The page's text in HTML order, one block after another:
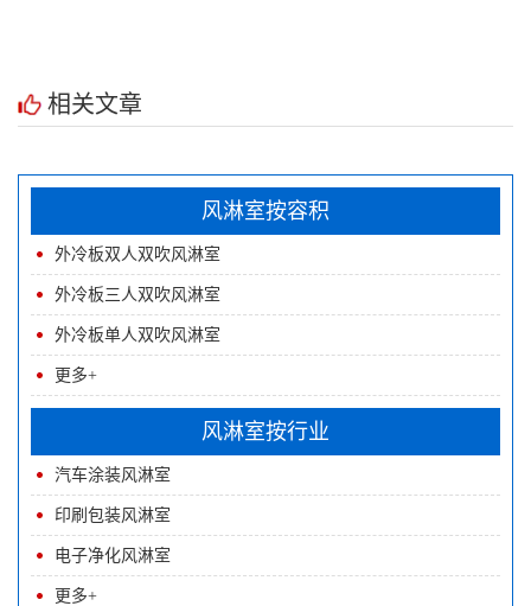
相关文章
风淋室按容积
外冷板双人双吹风淋室
外冷板三人双吹风淋室
外冷板单人双吹风淋室
更多+
风淋室按行业
汽车涂装风淋室
印刷包装风淋室
电子净化风淋室
更多+